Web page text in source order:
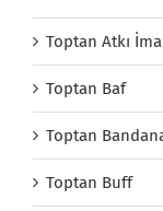
Toptan Atkı
Toptan Baf
Toptan
Toptan Buff